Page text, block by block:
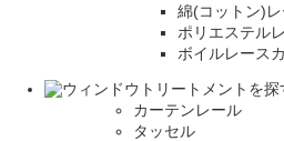
綿(コットン)
ポリエステル
ボイルレース
カーテンレール
タッセル